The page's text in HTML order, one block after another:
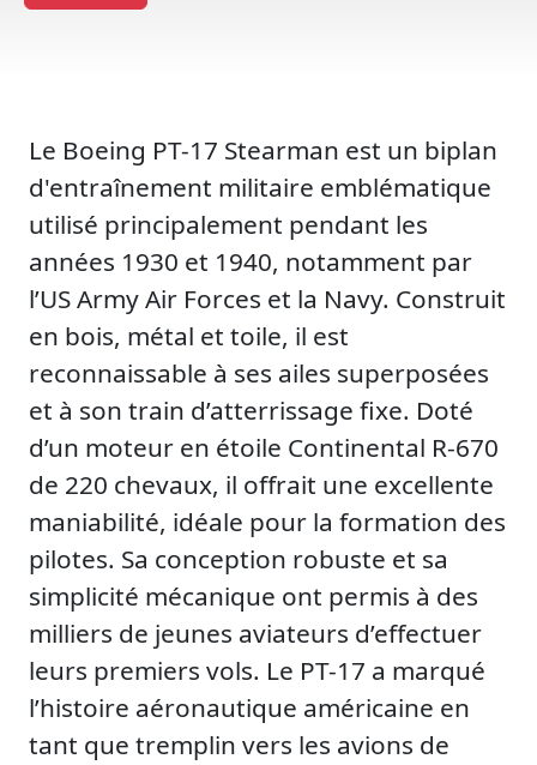
Le Boeing PT-17 Stearman est un biplan
d'entraînement militaire emblématique
utilisé principalement pendant les
années 1930 et 1940, notamment par
l’US Army Air Forces et la Navy. Construit
en bois, métal et toile, il est
reconnaissable à ses ailes superposées
et à son train d’atterrissage fixe. Doté
d’un moteur en étoile Continental R-670
de 220 chevaux, il offrait une excellente
maniabilité, idéale pour la formation des
pilotes. Sa conception robuste et sa
simplicité mécanique ont permis à des
milliers de jeunes aviateurs d’effectuer
leurs premiers vols. Le PT-17 a marqué
l’histoire aéronautique américaine en
tant que tremplin vers les avions de